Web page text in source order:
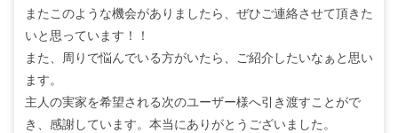
またこのような機会がありましたら、ぜひご連絡させて頂きた
いと思っています！！
また、周りで悩んでいる方がいたら、ご紹介したいなぁと思い
ます。
主人の実家を希望される次のユーザー様へ引き渡すことがで
き、感謝しています。本当にありがとうございました。